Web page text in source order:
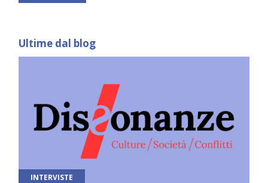
Ultime dal blog
INTERVISTE